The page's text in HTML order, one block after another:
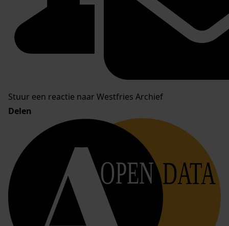
Stuur een reactie naar Westfries Archief
Delen
OPEN DATA